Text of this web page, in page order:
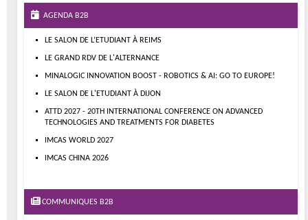
AGENDA B2B
LE SALON DE L’ETUDIANT À REIMS
LE GRAND RDV DE L'ALTERNANCE
MINALOGIC INNOVATION BOOST - ROBOTICS & AI: GO TO EUROPE!
LE SALON DE L'ETUDIANT À DIJON
ATTD 2027 - 20TH INTERNATIONAL CONFERENCE ON ADVANCED
TECHNOLOGIES AND TREATMENTS FOR DIABETES
IMCAS WORLD 2027
IMCAS CHINA 2026
COMMUNIQUES B2B